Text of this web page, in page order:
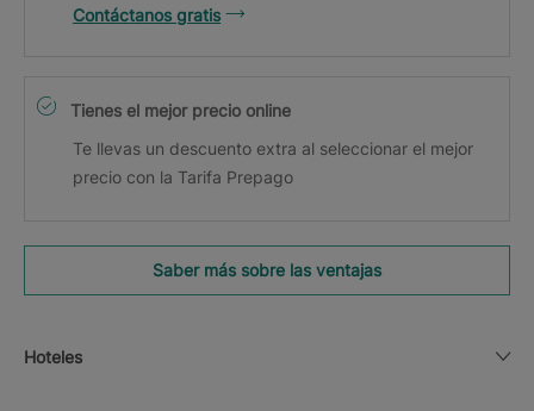
Contáctanos gratis
Tienes el mejor precio online
Te llevas un descuento extra al seleccionar el mejor
precio con la Tarifa Prepago
Saber más sobre las ventajas
Hoteles